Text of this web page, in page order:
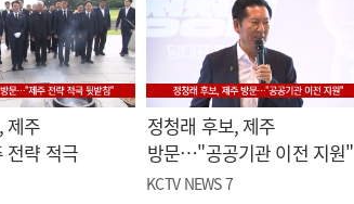
제주
략 적극
정청래 후보, 제주
방문…"공공기관 이전 지원"
KCTV NEWS 7